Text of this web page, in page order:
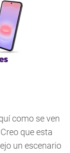
como se ven
que esta
un escenario